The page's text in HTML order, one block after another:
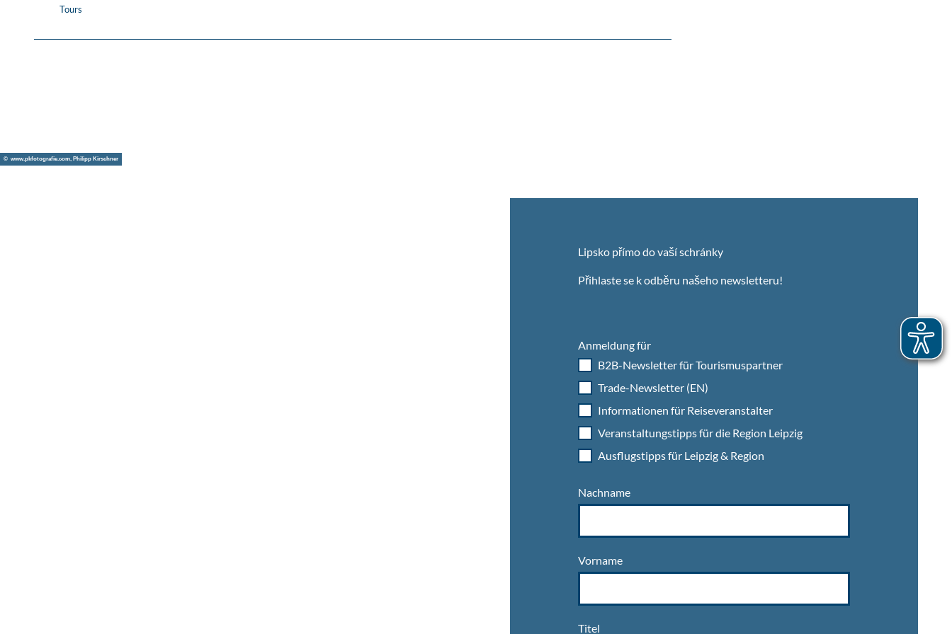
Tours
© www.pkfotografie.com, Philipp Kirschner
Lipsko přímo do vaší schránky
Přihlaste se k odběru našeho newsletteru!
Anmeldung für
B2B-Newsletter für Tourismuspartner
Trade-Newsletter (EN)
Informationen für Reiseveranstalter
Veranstaltungstipps für die Region Leipzig
Ausflugstipps für Leipzig & Region
Nachname
Vorname
Titel